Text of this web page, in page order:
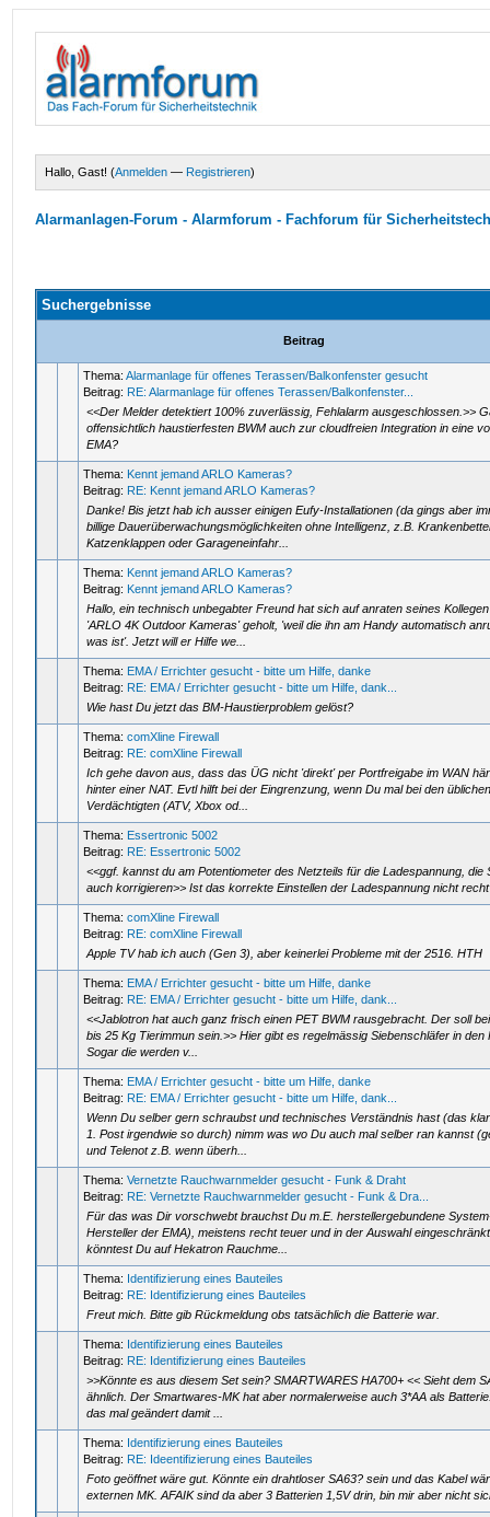
Hallo, Gast! (Anmelden — Registrieren)
Alarmanlagen-Forum - Alarmforum - Fachforum für
Suchergebnisse
Beitrag
Thema:Alarmanlage für offenes Terassen/Balkonfenster gesucht
Beitrag: RE: Alarmanlage für offenes Terassen/Balkonfenster...
<<Der Melder detektiert 100% zuverlässig, Fehlalarm ausgeschlossen.>>
offensichtlich haustierfesten BWM auch zur cloudfreien Integration in eine
EMA?
Thema: Kennt jemand ARLO Kameras?
Beitrag: RE: Kennt jemand ARLO Kameras?
Danke! Bis jetzt hab ich ausser einigen Eufy-Installationen (da gings aber
billige Dauerüberwachungsmöglichkeiten ohne Intelligenz, z.B.
Katzenklappen oder Garageneinfahr...
Thema: Kennt jemand ARLO Kameras?
Beitrag: Kennt jemand ARLO Kameras?
Hallo, ein technisch unbegabter Freund hat sich auf anraten seines
'ARLO 4K Outdoor Kameras' geholt, 'weil die ihn am Handy automatisch
was ist'. Jetzt will er Hilfe we...
Thema: EMA / Errichter gesucht - bitte um Hilfe, danke
Beitrag: RE: EMA / Errichter gesucht - bitte um Hilfe, dank...
Wie hast Du jetzt das BM-Haustierproblem gelöst?
Thema:comXline Firewall
Beitrag: RE: comXline Firewall
Ich gehe davon aus, dass das ÜG nicht 'direkt' per Portfreigabe im WAN
hinter einer NAT. Evtl hilft bei der Eingrenzung, wenn Du mal bei den
Verdächtigten (ATV, Xbox od...
Thema: Essertronic 5002
Beitrag: RE: Essertronic 5002
<<ggf. kannst du am Potentiometer des Netzteils für die Ladespannung, die
auch korrigieren>> Ist das korrekte Einstellen der Ladespannung nicht
Thema:comXline Firewall
Beitrag: RE: comXline Firewall
Apple TV hab ich auch (Gen 3), aber keinerlei Probleme mit der 2516. HTH
Thema: EMA / Errichter gesucht - bitte um Hilfe, danke
Beitrag: RE: EMA / Errichter gesucht - bitte um Hilfe, dank...
<<Jablotron hat auch ganz frisch einen PET BWM rausgebracht. Der soll
bis 25 Kg Tierimmun sein.>> Hier gibt es regelmässig Siebenschläfer in den
Sogar die werden v...
Thema: EMA / Errichter gesucht - bitte um Hilfe, danke
Beitrag: RE: EMA / Errichter gesucht - bitte um Hilfe, dank...
Wenn Du selber gern schraubst und technisches Verständnis hast (das
1. Post irgendwie so durch) nimm was wo Du auch mal selber ran kannst
und Telenot z.B. wenn überh...
Thema:Vernetzte Rauchwarnmelder gesucht - Funk & Draht
Beitrag: RE: Vernetzte Rauchwarnmelder gesucht - Funk & Dra...
Für das was Dir vorschwebt brauchst Du m.E. herstellergebundene
Hersteller der EMA), meistens recht teuer und in der Auswahl
könntest Du auf Hekatron Rauchme...
Thema: Identifizierung eines Bauteiles
Beitrag: RE: Identifizierung eines Bauteiles
Freut mich. Bitte gib Rückmeldung obs tatsächlich die Batterie war.
Thema: Identifizierung eines Bauteiles
Beitrag: RE: Identifizierung eines Bauteiles
>>Könnte es aus diesem Set sein? SMARTWARES HA700+ << Sieht dem
ähnlich. Der Smartwares-MK hat aber normalerweise auch 3*AA als
das mal geändert damit ...
Thema: Identifizierung eines Bauteiles
Beitrag: RE: Ideentifizierung eines Bauteiles
Foto geöffnet wäre gut. Könnte ein drahtloser SA63? sein und das Kabel
externen MK. AFAIK sind da aber 3 Batterien 1,5V drin, bin mir aber nicht